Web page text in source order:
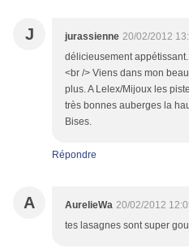
J jurassienne 20/02/2012
délicieusement
<br /> Viens dans mon
plus. A Lelex/Mijoux les
très bonnes auberges la
Bises.
Répondre
A AurelieWa 20/02/2012
tes lasagnes sont super